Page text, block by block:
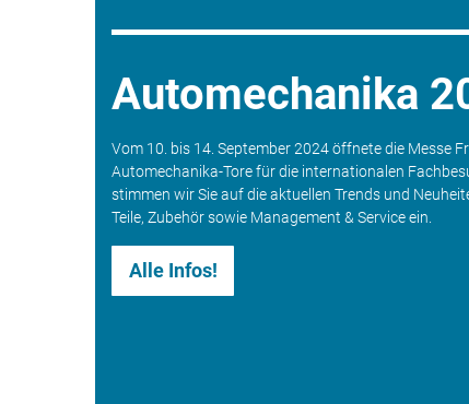
Automechanika
Vom 10. bis 14. September 2024 öffnete die Messe
Automechanika-Tore für die internationalen
stimmen wir Sie auf die aktuellen Trends und
Teile, Zubehör sowie Management & Service ein.
Alle Infos!